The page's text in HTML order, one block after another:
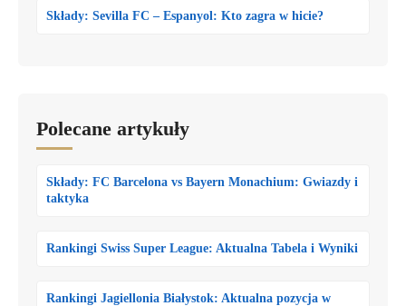
Składy: Sevilla FC – Espanyol: Kto zagra w hicie?
Polecane artykuły
Składy: FC Barcelona vs Bayern Monachium: Gwiazdy i
taktyka
Rankingi Swiss Super League: Aktualna Tabela i Wyniki
Rankingi Jagiellonia Białystok: Aktualna pozycja w